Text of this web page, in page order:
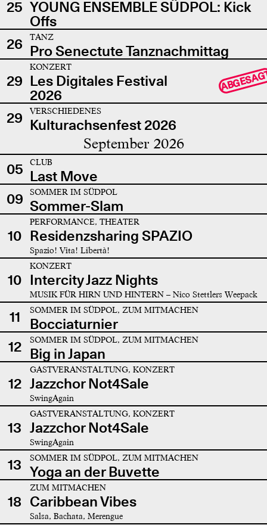
25 YOUNG ENSEMBLE SÜDPOL: Kick
Offs
26
TANZ
Pro Senectute Tanznachmittag
29
KONZERT
Les Digitales Festival
2026
29 VERSCHIEDENES
Kulturachsenfest 2026
September 2026
05 CLUB
Last Move
09
SOMMER IM SÜDPOL
Sommer-Slam
10
PERFORMANCE, THEATER
Residenzsharing SPAZIO
Spazio! Vita! Libertà!
10
KONZERT
Intercity Jazz Nights
MUSIK FÜR HIRN UND HINTERN – Nico Stettlers Weepack
11 SOMMER IM SÜDPOL, ZUM MITMACHEN
Bocciaturnier
12
SOMMER IM SÜDPOL, ZUM MITMACHEN
Big in Japan
12
GASTVERANSTALTUNG, KONZERT
Jazzchor Not4Sale
SwingAgain
13
GASTVERANSTALTUNG, KONZERT
Jazzchor Not4Sale
SwingAgain
13 SOMMER IM SÜDPOL, ZUM MITMACHEN
Yoga an der Buvette
18
ZUM MITMACHEN
Caribbean Vibes
Salsa, Bachata, Merengue